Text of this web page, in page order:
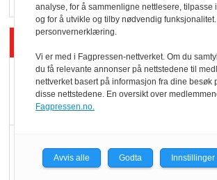
Siste artikler - Butikk i praksis
Rema-
dundrer
Slik
ølsalget
analyse, for å sammenligne nettlesere, tilpasse
og for å utvikle og tilby nødvendig
personvernerklæring.
Vi er med i Fagpressen-nettverket. Om du
du få relevante annonser på nettstedene til
nettverket basert på informasjon fra dine besøk
disse nettstedene. En oversikt over
Fagpressen.no.
Avvis alle Godta Innstillinger